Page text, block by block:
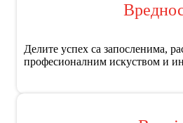
Делите успех са запосленима,
професионалним искуством и